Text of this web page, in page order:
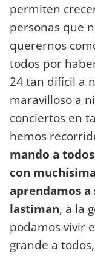
permiten
personas que
querernos
todos por
24 tan difícil a
maravilloso a
conciertos en
hemos
mando a
con
aprendamos a
lastiman, a la
podamos vivir
grande a